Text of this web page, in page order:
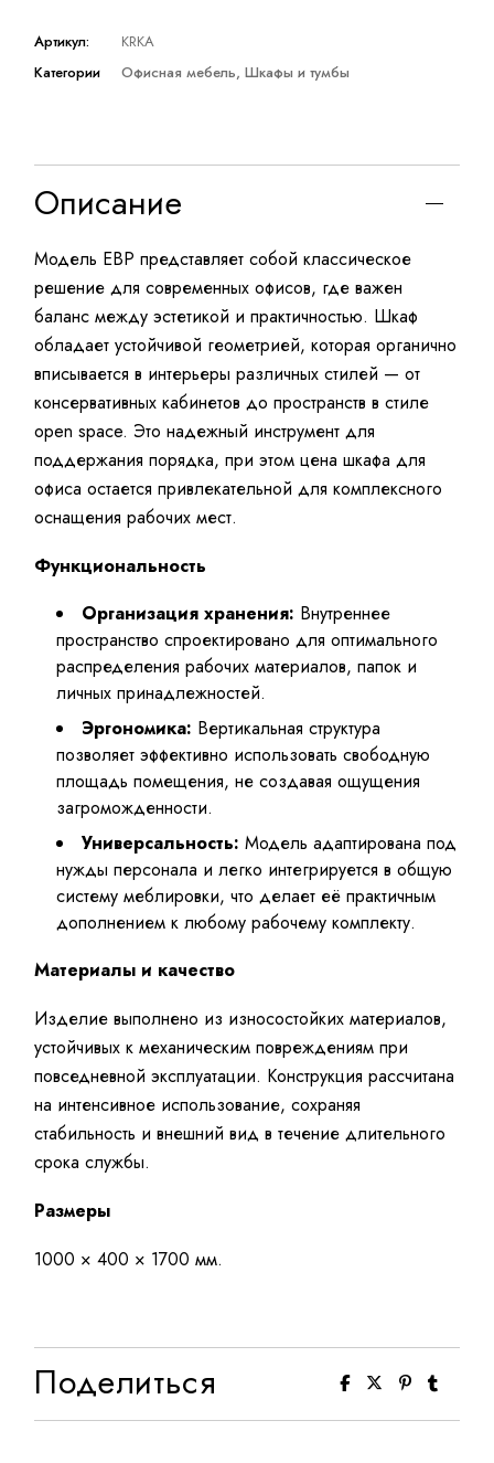
Артикул:
KRKA
Категории
Офисная мебель,Шкафы и тумбы
Описание
Модель EBP представляет собой классическое
решение для современных офисов, где важен
баланс между эстетикой и практичностью. Шкаф
обладает устойчивой геометрией, которая органично
вписывается в интерьеры различных стилей — от
консервативных кабинетов до пространств в стиле
open space. Это надежный инструмент для
поддержания порядка, при этом цена шкафа для
офиса остается привлекательной для комплексного
оснащения рабочих мест.
Функциональность
Организация хранения: Внутреннее
пространство спроектировано для оптимального
распределения рабочих материалов, папок и
личных принадлежностей.
Эргономика: Вертикальная структура
позволяет эффективно использовать свободную
площадь помещения, не создавая ощущения
загроможденности.
Универсальность: Модель адаптирована под
нужды персонала и легко интегрируется в общую
систему меблировки, что делает её практичным
дополнением к любому рабочему комплекту.
Материалы и качество
Изделие выполнено из износостойких материалов,
устойчивых к механическим повреждениям при
повседневной эксплуатации. Конструкция рассчитана
на интенсивное использование, сохраняя
стабильность и внешний вид в течение длительного
срока службы.
Размеры
1000 × 400 × 1700 мм.
Поделиться